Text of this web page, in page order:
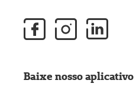
Baixe nosso aplicativo